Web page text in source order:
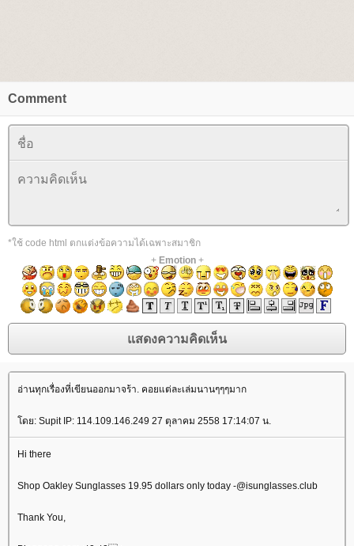
Comment
*ใช้ code html ตกแต่งข้อความได้เฉพาะสมาชิก
+ Emotion+
อ่านทุกเรื่องที่เขียนออกมาจร้า. คอยแต่ละเล่มนานๆๆๆมาก
ดย: Supit IP: 114.109.146.249 27 ตุลาคม 2558 17:14:07 น.
Hi there
Shop Oakley Sunglasses 19.95 dollars only today -@isunglasses.club
Thank You,